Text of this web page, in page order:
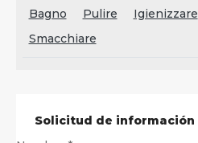
Bagno
Pulire Igienizzare
Smacchiare
Solicitud de información